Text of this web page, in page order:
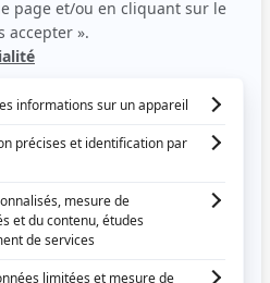
a débuté sa carrière à la
1970, année de la
laSociété d'État a
lecteur de